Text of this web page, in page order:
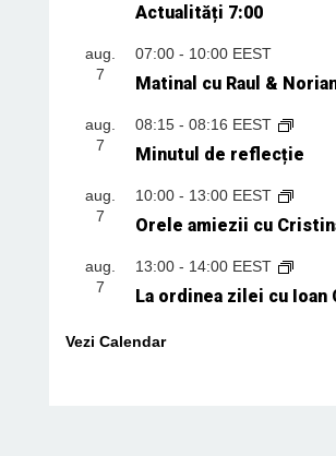
Actualități 7:00
aug.
7
07:00- 10:00 EEST
Matinal cu Raul &
aug.
7
08:15- 08:16 EEST
Minutul de reflecție
aug.
7
10:00- 13:00 EEST
Orele amiezii cu
aug.
7
13:00- 14:00 EEST
La ordinea zilei cu Ioan
Vezi Calendar